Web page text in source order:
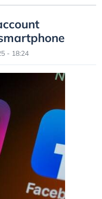
- 18:24